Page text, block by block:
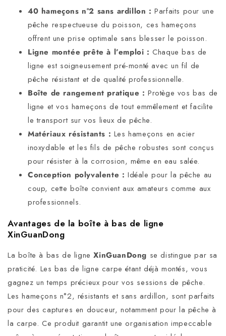
Date d'achat : 11/04/2025
40 hameçons n°2 sans ardillon : Parfaits pour une
pêche respectueuse du poisson, ces hameçons
offrent une prise optimale sans blesser le poisson.
Ligne montée prête à l’emploi : Chaque bas de
ligne est soigneusement pré-monté avec un fil de
pêche résistant et de qualité professionnelle.
Boîte de rangement pratique : Protège vos bas de
ligne et vos hameçons de tout emmêlement et facilite
le transport sur vos lieux de pêche.
Matériaux résistants : Les hameçons en acier
inoxydable et les fils de pêche robustes sont conçus
pour résister à la corrosion, même en eau salée.
Conception polyvalente : Idéale pour la pêche au
coup, cette boîte convient aux amateurs comme aux
professionnels.
Avantages de la boîte à bas de ligne
XinGuanDong
La boîte à bas de ligneXinGuanDong se distingue par sa
praticité. Les bas de ligne carpe étant déjà montés, vous
gagnez un temps précieux pour vos sessions de pêche.
Les hameçons n°2, résistants et sans ardillon, sont parfaits
pour des captures en douceur, notamment pour la pêche à
la carpe. Ce produit garantit une organisation impeccable